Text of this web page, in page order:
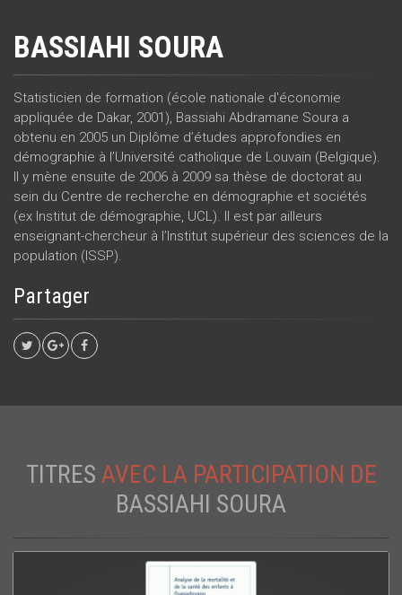
BASSIAHI SOURA
Statisticien de formation (école nationale d'économie
appliquée de Dakar, 2001), Bassiahi Abdramane Soura a
obtenu en 2005 un Diplôme d’études approfondies en
démographie à l’Université catholique de Louvain (Belgique).
Il y mène ensuite de 2006 à 2009 sa thèse de doctorat au
sein du Centre de recherche en démographie et sociétés
(ex Institut de démographie, UCL). Il est par ailleurs
enseignant-chercheur à l’Institut supérieur des sciences de la
population (ISSP).
Partager
TITRES AVEC LA PARTICIPATION DE
BASSIAHI SOURA